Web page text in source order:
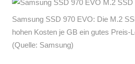
Samsung SSD 970 EVO: Die M.2
hohen Kosten je GB ein gutes Preis-
(Quelle: Samsung)